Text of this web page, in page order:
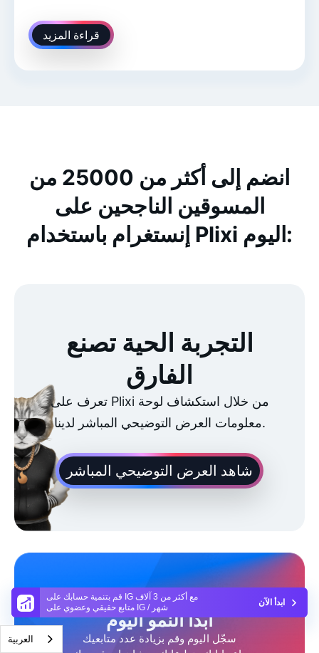
قم بتنمية حسابك على IG مع أكثر من 3 آلاف
متابع حقيقي وعضوي على IG / شهر
ابدأ الآن
قراءة المزيد
انضم إلى أكثر من 25000 من
المسوقين الناجحين على
إنستغرام باستخدام Plixi اليوم:
التجربة الحية تصنع
الفارق
تعرف على Plixi من خلال استكشاف لوحة
معلومات العرض التوضيحي المباشر لدينا.
شاهد العرض التوضيحي المباشر
ابدأ النمو اليوم
سجّل اليوم وقم بزيادة عدد متابعيك
العربية‏